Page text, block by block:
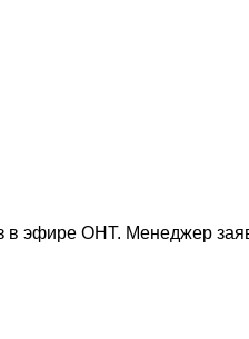
в эфире ОНТ. Менеджер